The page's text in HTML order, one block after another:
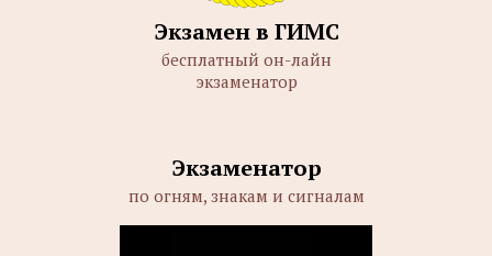
Экзамен в ГИМС
бесплатный он-лайн
экзаменатор
Экзаменатор
по огням, знакам и сигналам